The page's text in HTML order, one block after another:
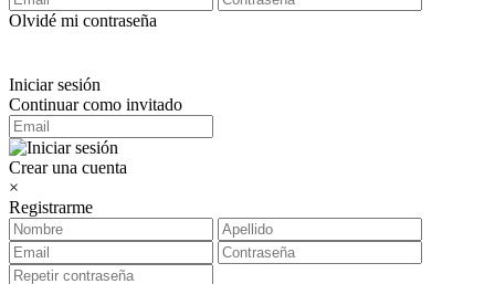
Olvidé mi contraseña
Iniciar sesión
Continuar como invitado
Crear una cuenta
×
Registrarme